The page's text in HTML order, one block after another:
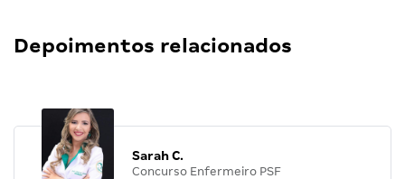
Depoimentos relacionados
Sarah C.
Concurso Enfermeiro PSF